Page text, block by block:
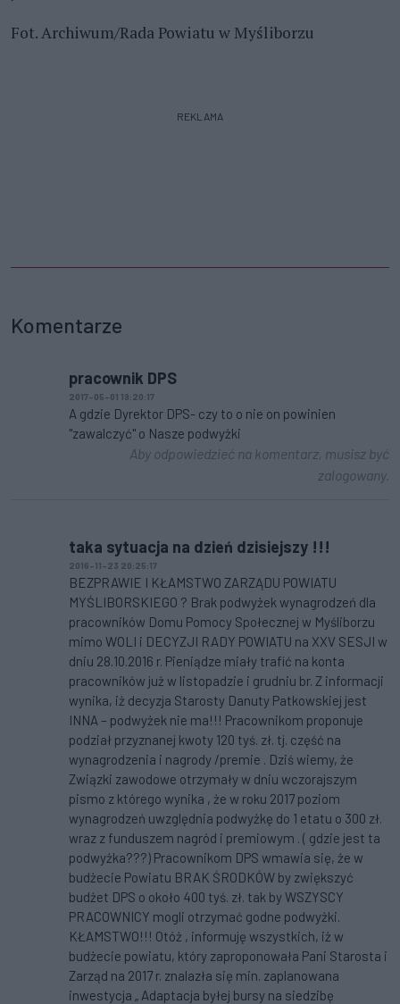
Fot. Archiwum/Rada Powiatu w Myśliborzu
REKLAMA
Komentarze
pracownik DPS
2017-05-01 19:20:17
A gdzie Dyrektor DPS- czy to o nie on powinien
"zawalczyć" o Nasze podwyżki
Aby odpowiedzieć na komentarz, musisz być
zalogowany.
taka sytuacja na dzień dzisiejszy !!!
2016-11-23 20:25:17
BEZPRAWIE I KŁAMSTWO ZARZĄDU POWIATU
MYŚLIBORSKIEGO ? Brak podwyżek wynagrodzeń dla
pracowników Domu Pomocy Społecznej w Myśliborzu
mimo WOLI i DECYZJI RADY POWIATU na XXV SESJI w
dniu 28.10.2016 r. Pieniądze miały trafić na konta
pracowników już w listopadzie i grudniu br. Z informacji
wynika, iż decyzja Starosty Danuty Patkowskiej jest
INNA – podwyżek nie ma!!! Pracownikom proponuje
podział przyznanej kwoty 120 tyś. zł. tj. część na
wynagrodzenia i nagrody /premie . Dziś wiemy, że
Związki zawodowe otrzymały w dniu wczorajszym
pismo z którego wynika , że w roku 2017 poziom
wynagrodzeń uwzględnia podwyżkę do 1 etatu o 300 zł.
wraz z funduszem nagród i premiowym . ( gdzie jest ta
podwyżka???) Pracownikom DPS wmawia się, że w
budżecie Powiatu BRAK ŚRODKÓW by zwiększyć
budżet DPS o około 400 tyś. zł. tak by WSZYSCY
PRACOWNICY mogli otrzymać godne podwyżki.
KŁAMSTWO!!! Otóż , informuję wszystkich, iż w
budżecie powiatu, który zaproponowała Pani Starosta i
Zarząd na 2017 r. znalazła się min. zaplanowana
inwestycja „ Adaptacja byłej bursy na siedzibę